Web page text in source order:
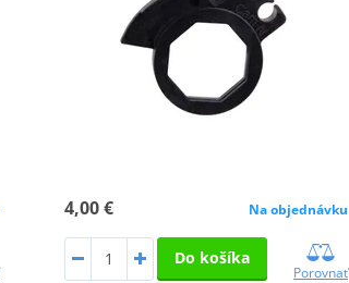
4,00 € Na objednávku
Do košíka
Porovnať